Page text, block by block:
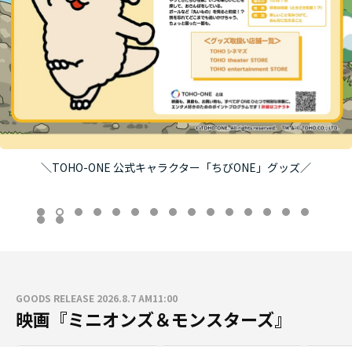
＼TOHO-ONE 公式キャラクター「ちびONE」グッズ／
GOODS RELEASE 2026.8.7 AM11:00
映画『ミニオンズ＆モンスターズ』